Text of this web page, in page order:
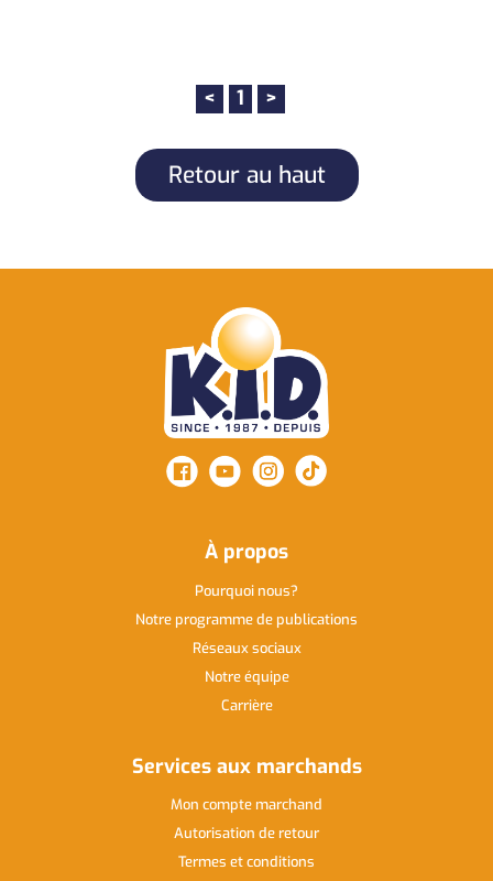
< 1 >
Retour au haut
À propos
Pourquoi nous
Notre programme de publications
Réseaux sociaux
Notre équipe
Carrière
Services aux marchands
Mon compte marchand
Autorisation de retour
Termes et conditions